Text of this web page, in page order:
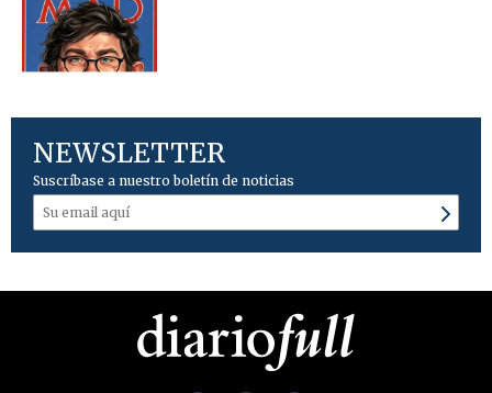
NEWSLETTER
Suscríbase a nuestro boletín de noticias